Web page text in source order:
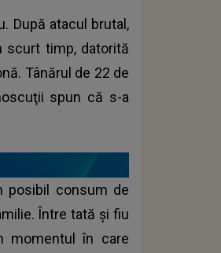
După atacul brutal,
timp, datorită
Tânărul de 22 de
spun că s-a
posibil consum de
Între tată şi fiu
momentul în care